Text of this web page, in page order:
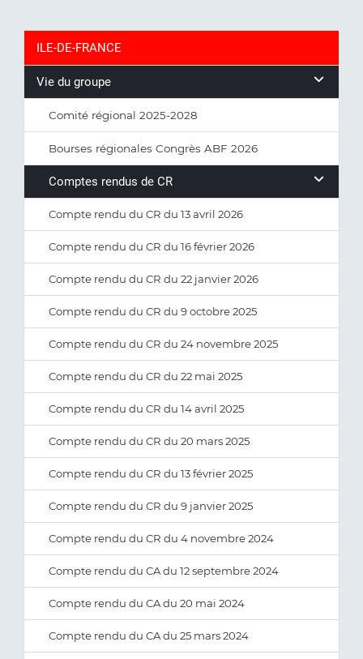
ILE-DE-FRANCE
Vie du groupe
Comité régional 2025-2028
Bourses régionales Congrès ABF 2026
Comptes rendus de CR
Compte rendu du CR du 13 avril 2026
Compte rendu du CR du 16 février 2026
Compte rendu du CR du 22 janvier 2026
Compte rendu du CR du 9 octobre 2025
Compte rendu du CR du 24 novembre 2025
Compte rendu du CR du 22 mai 2025
Compte rendu du CR du 14 avril 2025
Compte rendu du CR du 20 mars 2025
Compte rendu du CR du 13 février 2025
Compte rendu du CR du 9 janvier 2025
Compte rendu du CR du 4 novembre 2024
Compte rendu du CA du 12 septembre 2024
Compte rendu du CA du 20 mai 2024
Compte rendu du CA du 25 mars 2024